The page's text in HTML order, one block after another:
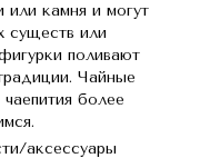
или камня и могут
существ или
поливают
Чайные
более
аксессуары